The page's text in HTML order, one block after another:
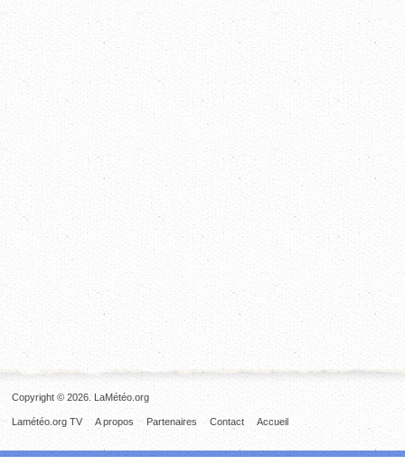
Copyright © 2026. LaMétéo.org
Accueil
Contact
Partenaires
A propos
Lamétéo.org TV